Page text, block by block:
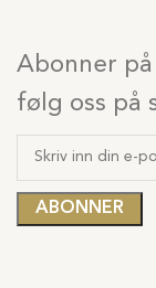
Abonner
følg oss på